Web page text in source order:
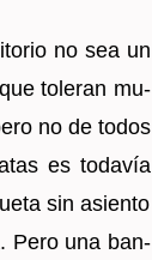
no sea un
to­le­ran mu­
no de todos
es to­da­vía
sin asien­to
Pero una ban­